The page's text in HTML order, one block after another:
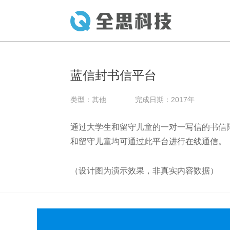
蓝信封书信平台
类型： 其他 完成日期：2017年
通过大学生和留守儿童的一对一写信的书
和留守儿童均可通过此平台进行在线通信。
（设计图为演示效果，非真实内容数据）